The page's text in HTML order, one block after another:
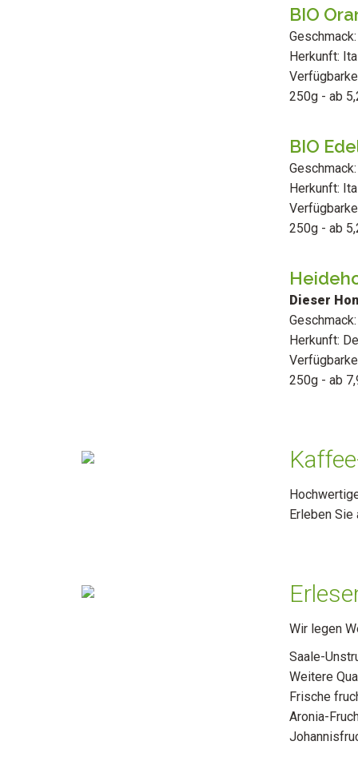
BIO
Herkunft:
250g - ab
BIO
Herkunft:
250g - ab
Dieser
Herkunft:
250g - ab
Erleben
Wir legen
Saale-
Weitere
Frische
Aronia-